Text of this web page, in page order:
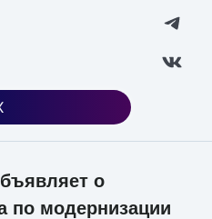
о
по модернизации